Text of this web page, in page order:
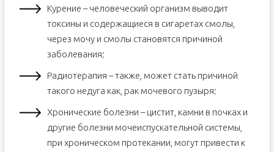
Курение – человеческий организм выводит
токсины и содержащиеся в сигаретах смолы,
через мочу и смолы становятся причиной
заболевания;
Радиотерапия – также, может стать причиной
такого недуга как, рак мочевого пузыря;
Хронические болезни – цистит, камни в почках и
другие болезни мочеиспускательной системы,
при хроническом протекании, могут привести к